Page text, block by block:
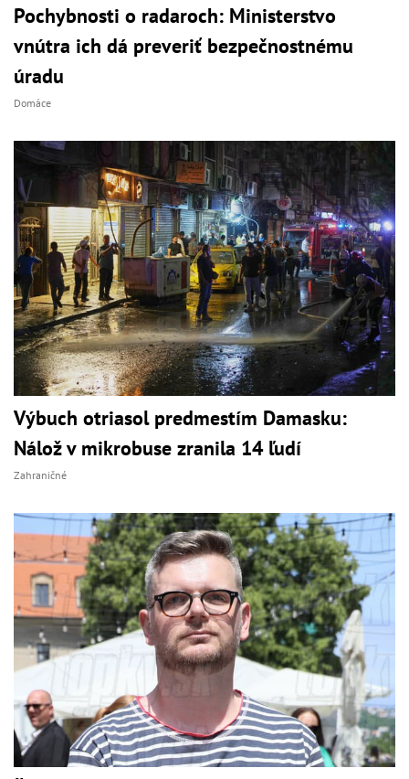
Pochybnosti o radaroch: Ministerstvo
vnútra ich dá preveriť bezpečnostnému
úradu
Domáce
Výbuch otriasol predmestím Damasku:
Nálož v mikrobuse zranila 14 ľudí
Zahraničné